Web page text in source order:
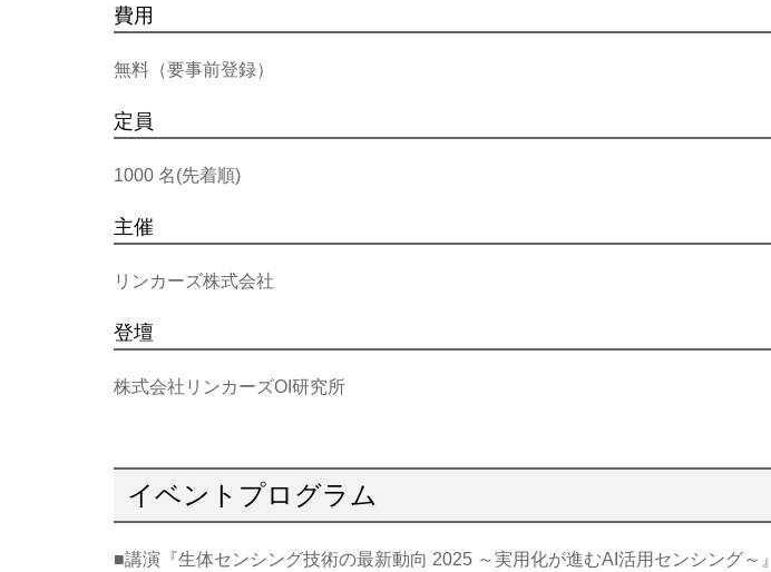
費用
無料（要事前登録）
定員
1000 名(先着順)
主催
リンカーズ株式会社
登壇
株式会社リンカーズOI研究所
イベントプログラム
■講演『生体センシング技術の最新動向 2025 ～実用化が進むAI活用センシング～』